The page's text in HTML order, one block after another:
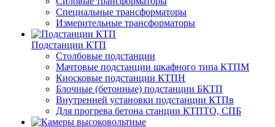
Специальные трансформаторы
Измерительные трансформаторы
Подстанции КТП
Столбовые подстанции
Мачтовые подстанции шкафного типа КТПМ
Киосковые подстанции КТПН
Блочные (бетонные) подстанции БКТП
Внутренней установки подстанции КТПв
Для прогрева бетона станции КТПТО, СПБ